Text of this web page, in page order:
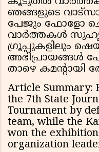
ഞങ്ങളുടെ
പേജും ഫോളോ
വാർത്തകൾ
ഗ്രൂപ്പുകളിലും
അഭിപ്രായങ്ങൾ
താഴെ കമൻ്റായി
Article Summary:
the 7th State
Tournament by
team, while the
won the
organization